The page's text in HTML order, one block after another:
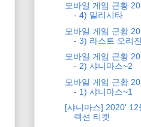
모바일 게임 근황
- 4) 밀리시타
모바일 게임 근황
- 3) 라스트 오리진
모바일 게임 근황
- 2) 샤니마스~2
모바일 게임 근황
- 1) 샤니마스~1
[샤니마스] 2020' 12
렉션 티켓